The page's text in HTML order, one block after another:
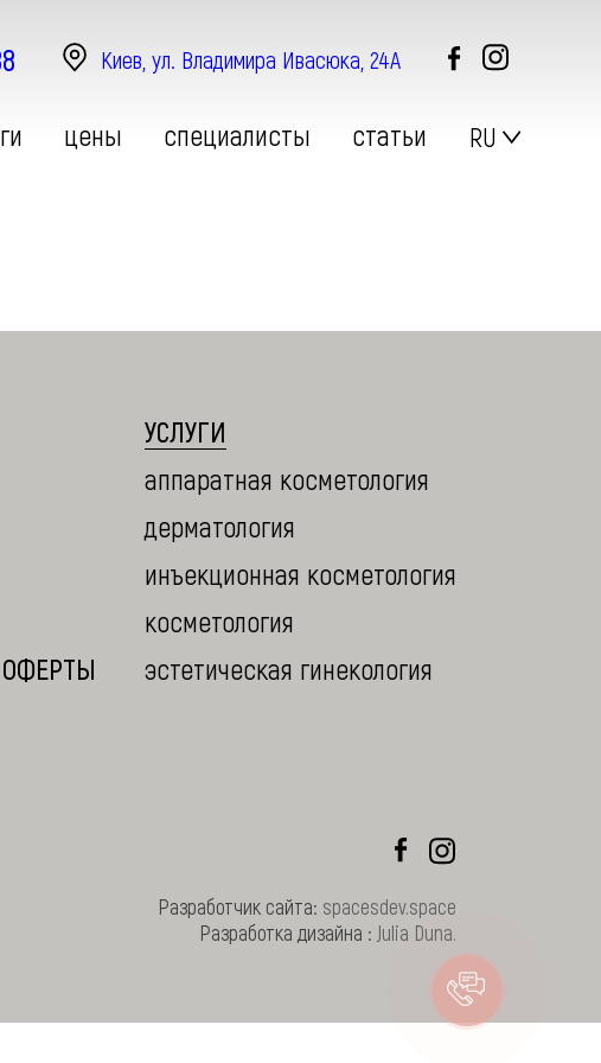
Киев, ул. Владимира Ивасюка, 24А
цены специалисты статьи RU
УСЛУГИ
аппаратная косметология
дерматология
инъекционная косметология
косметология
эстетическая гинекология
Разработчик сайта: spacesdev.space
Разработка дизайна : Julia Duna.